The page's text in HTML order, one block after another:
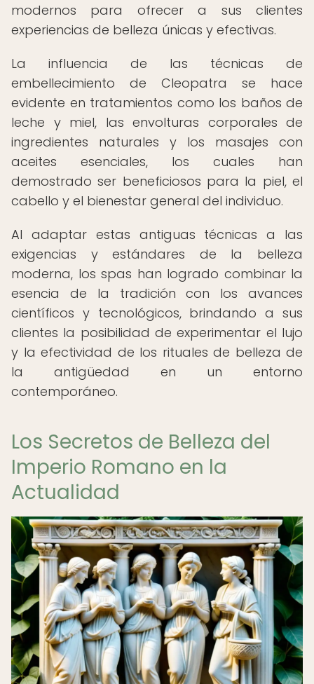
modernos para ofrecer a sus clientes
experiencias de belleza únicas y efectivas.
La influencia de las técnicas de
embellecimiento de Cleopatra se hace
evidente en tratamientos como los baños de
leche y miel, las envolturas corporales de
ingredientes naturales y los masajes con
aceites esenciales, los cuales han
demostrado ser beneficiosos para la piel, el
cabello y el bienestar general del individuo.
Al adaptar estas antiguas técnicas a las
exigencias y estándares de la belleza
moderna, los spas han logrado combinar la
esencia de la tradición con los avances
científicos y tecnológicos, brindando a sus
clientes la posibilidad de experimentar el lujo
y la efectividad de los rituales de belleza de
la antigüedad en un entorno
contemporáneo.
Los Secretos de Belleza del
Imperio Romano en la
Actualidad